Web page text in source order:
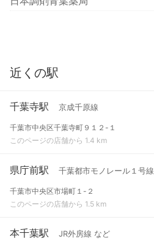
近くの駅
千葉寺駅 京成千原線
千葉市中央区千葉寺町９１２-１
このページの店舗から 1.4 km
県庁前駅 千葉都市モノレール１号線
千葉市中央区市場町１-２
このページの店舗から 1.5 km
本千葉駅 JR外房線 など